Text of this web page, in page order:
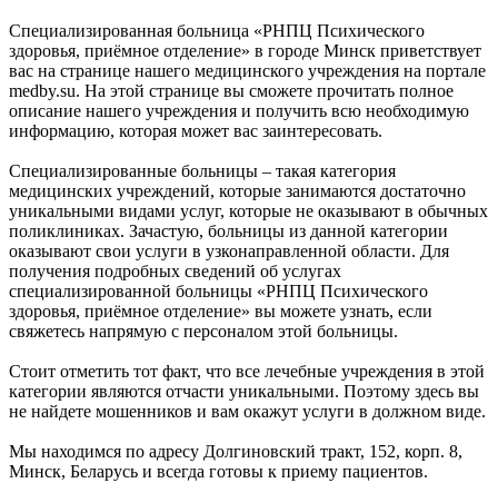
Специализированная больница «РНПЦ Психического
здоровья, приёмное отделение» в городе Минск приветствует
вас на странице нашего медицинского учреждения на портале
medby.su. На этой странице вы сможете прочитать полное
описание нашего учреждения и получить всю необходимую
информацию, которая может вас заинтересовать.
Специализированные больницы – такая категория
медицинских учреждений, которые занимаются достаточно
уникальными видами услуг, которые не оказывают в обычных
поликлиниках. Зачастую, больницы из данной категории
оказывают свои услуги в узконаправленной области. Для
получения подробных сведений об услугах
специализированной больницы «РНПЦ Психического
здоровья, приёмное отделение» вы можете узнать, если
свяжетесь напрямую с персоналом этой больницы.
Стоит отметить тот факт, что все лечебные учреждения в этой
категории являются отчасти уникальными. Поэтому здесь вы
не найдете мошенников и вам окажут услуги в должном виде.
Мы находимся по адресу Долгиновский тракт, 152, корп. 8,
Минск, Беларусь и всегда готовы к приему пациентов.